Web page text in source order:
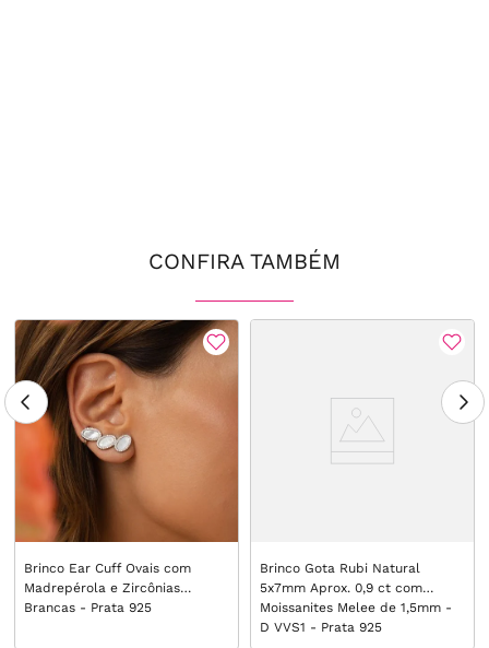
CONFIRA TAMBÉM
Brinco Ear Cuff Ovais com
Madrepérola e Zircônias
Brancas - Prata 925
Brinco Gota Rubi Natural
5x7mm Aprox. 0,9 ct com
Moissanites Melee de 1,5mm -
D VVS1 - Prata 925